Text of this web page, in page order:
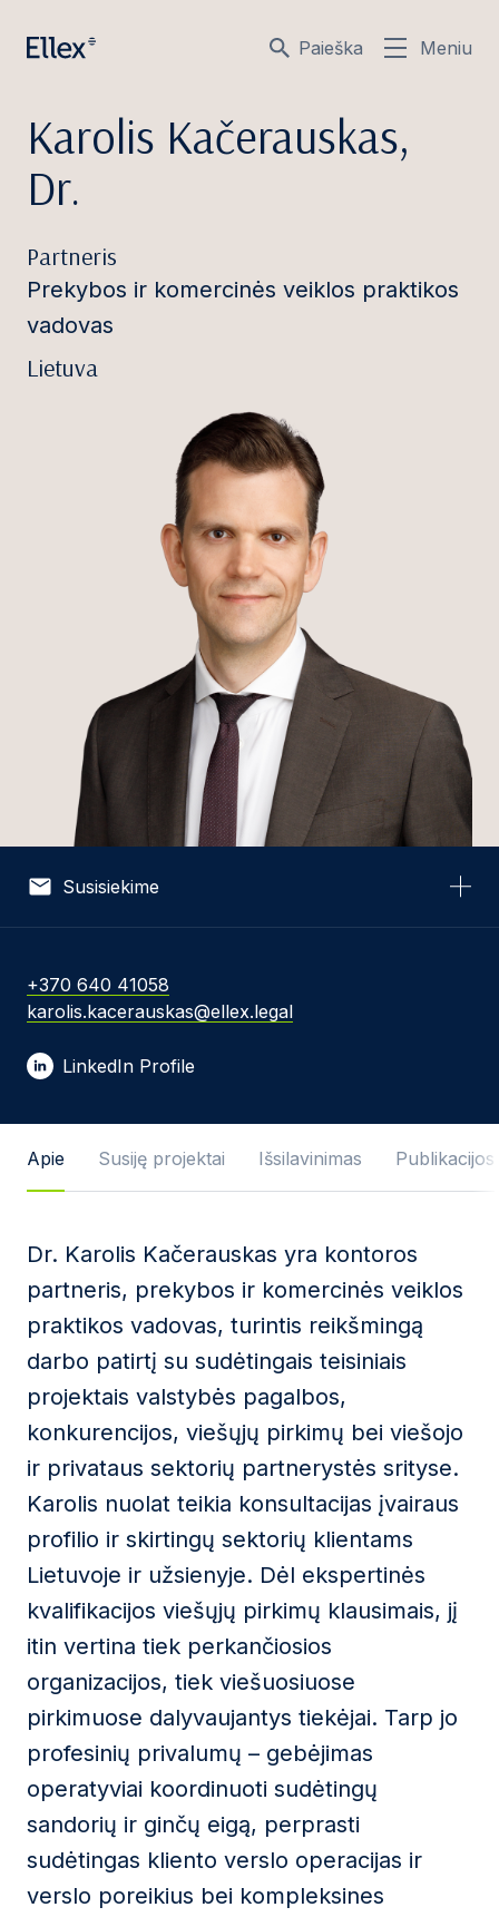
Paieška Meniu
Karolis Kačerauskas,
Dr.
Partneris
Prekybos ir komercinės veiklos praktikos
vadovas
Lietuva
Susisiekime
El. pašto adresas *
Žinutės tekstas
Sutinku su Privatumo politika
ir naudojimosi
taisyklėmis.
Ši svetainė yra saugoma reCAPTCHA ir jai yra
taikomos „Google“ privatumo politikabeipaslaugų
teikimo sąlygos
Siųsti žinutę
+370 640 41058
karolis.kacerauskas@ellex.legal
LinkedIn Profile
Apie Susiję projektai Išsilavinimas Publikacijos
Dr. Karolis Kačerauskas yra kontoros
partneris, prekybos ir komercinės veiklos
praktikos vadovas, turintis reikšmingą
darbo patirtį su sudėtingais teisiniais
projektais valstybės pagalbos,
konkurencijos, viešųjų pirkimų bei viešojo
ir privataus sektorių partnerystės srityse.
Karolis nuolat teikia konsultacijas įvairaus
profilio ir skirtingų sektorių klientams
Lietuvoje ir užsienyje. Dėl ekspertinės
kvalifikacijos viešųjų pirkimų klausimais, jį
itin vertina tiek perkančiosios
organizacijos, tiek viešuosiuose
pirkimuose dalyvaujantys tiekėjai. Tarp jo
profesinių privalumų – gebėjimas
operatyviai koordinuoti sudėtingų
sandorių ir ginčų eigą, perprasti
sudėtingas kliento verslo operacijas ir
verslo poreikius bei kompleksines